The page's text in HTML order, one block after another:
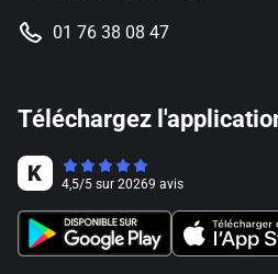
01 76 38 08 47
Téléchargez
4,5/5 sur 20269 avis